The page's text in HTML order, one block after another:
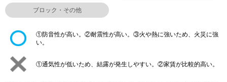
ブロック・その他
①防音性が高い。②耐震性が高い。③火や熱に強いため、火災に強
い。
①通気性が低いため、結露が発生しやすい。②家賃が比較的高い。